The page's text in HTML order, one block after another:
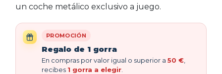
un coche metálico exclusivo a juego.
PROMOCIÓN
Regalo de 1 gorra
En compras por valor igual o superior a 50 €
recibes 1 gorra a elegir